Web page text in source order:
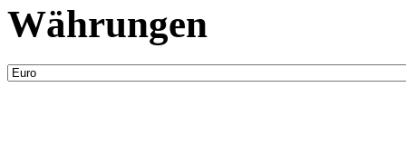
Währungen